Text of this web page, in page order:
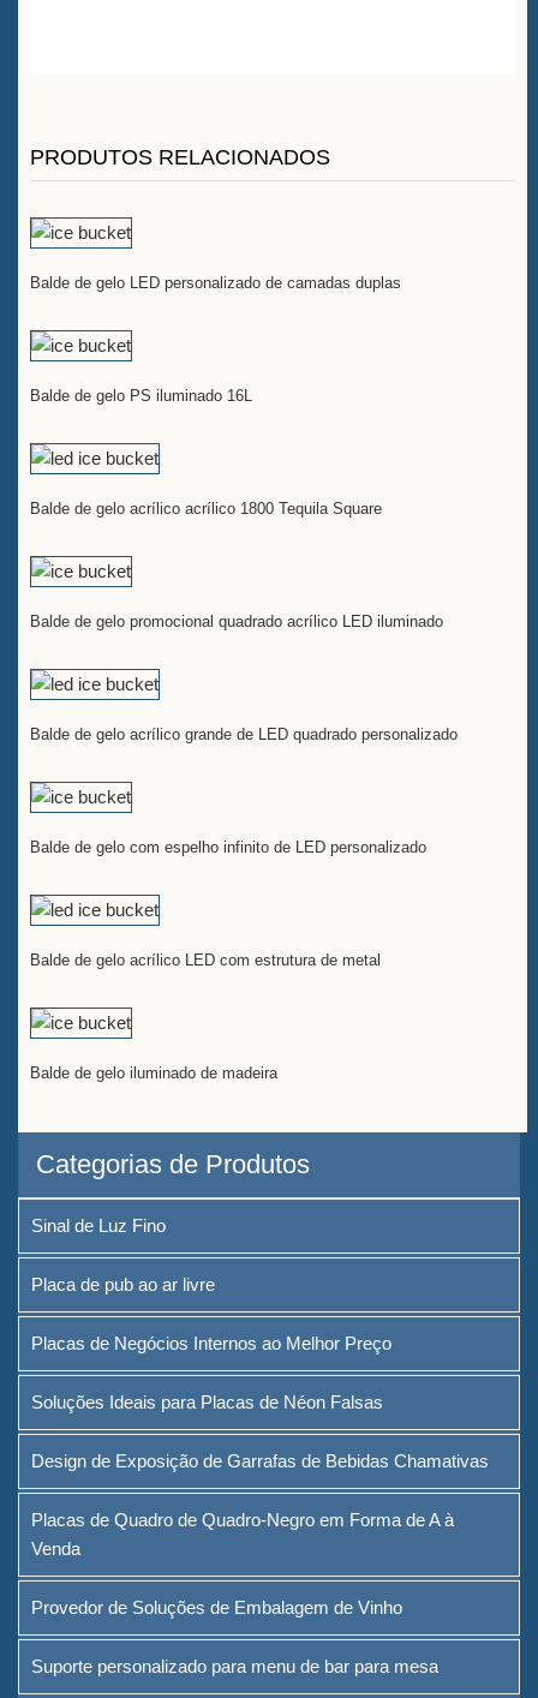
PRODUTOS RELACIONADOS
Balde de gelo LED personalizado de camadas duplas
Balde de gelo PS iluminado 16L
Balde de gelo acrílico acrílico 1800 Tequila Square
Balde de gelo promocional quadrado acrílico LED iluminado
Balde de gelo acrílico grande de LED quadrado personalizado
Balde de gelo com espelho infinito de LED personalizado
Balde de gelo acrílico LED com estrutura de metal
Balde de gelo iluminado de madeira
Categorias de Produtos
Sinal de Luz Fino
Placa de pub ao ar livre
Placas de Negócios Internos ao Melhor Preço
Soluções Ideais para Placas de Néon Falsas
Design de Exposição de Garrafas de Bebidas Chamativas
Placas de Quadro de Quadro-Negro em Forma de A à
Venda
Provedor de Soluções de Embalagem de Vinho
Suporte personalizado para menu de bar para mesa